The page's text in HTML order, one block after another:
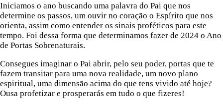
Iniciamos o ano buscando uma palavra do Pai que nos
determine os passos, um ouvir no coração o Espírito que nos
orienta, assim como entender os sinais proféticos para este
tempo. Foi dessa forma que determinamos fazer de 2024 o Ano
de Portas Sobrenaturais.
Consegues imaginar o Pai abrir, pelo seu poder, portas que te
fazem transitar para uma nova realidade, um novo plano
espiritual, uma dimensão acima do que tens vivido até hoje?
Ousa profetizar e prosperarás em tudo o que fizeres!